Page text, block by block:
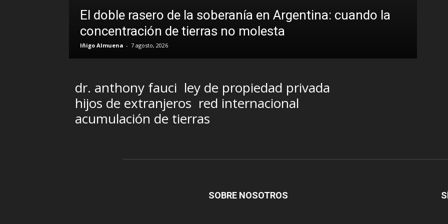
El doble rasero de la soberanía en Argentina: cuando la
concentración de tierras no molesta
Iñigo Almuena - 7 agosto, 2026
dr. anthony fauci ley de propiedad privada
hijos de extranjeros red internacional
acumulación de tierras
SOBRE NOSOTROS